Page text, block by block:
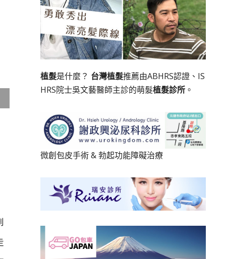
植髮是什麼？ 台灣植髮推薦由ABHRS認證、IS
HRS院士吳文藝醫師主診的萌髮植髮診所。
微創包皮手術&勃起功能障礙治療